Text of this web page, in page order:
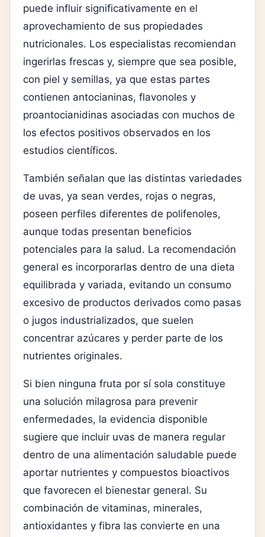
puede influir significativamente en el
aprovechamiento de sus propiedades
nutricionales. Los especialistas recomiendan
ingerirlas frescas y, siempre que sea posible,
con piel y semillas, ya que estas partes
contienen antocianinas, flavonoles y
proantocianidinas asociadas con muchos de
los efectos positivos observados en los
estudios científicos.
También señalan que las distintas variedades
de uvas, ya sean verdes, rojas o negras,
poseen perfiles diferentes de polifenoles,
aunque todas presentan beneficios
potenciales para la salud. La recomendación
general es incorporarlas dentro de una dieta
equilibrada y variada, evitando un consumo
excesivo de productos derivados como pasas
o jugos industrializados, que suelen
concentrar azúcares y perder parte de los
nutrientes originales.
Si bien ninguna fruta por sí sola constituye
una solución milagrosa para prevenir
enfermedades, la evidencia disponible
sugiere que incluir uvas de manera regular
dentro de una alimentación saludable puede
aportar nutrientes y compuestos bioactivos
que favorecen el bienestar general. Su
combinación de vitaminas, minerales,
antioxidantes y fibra las convierte en una